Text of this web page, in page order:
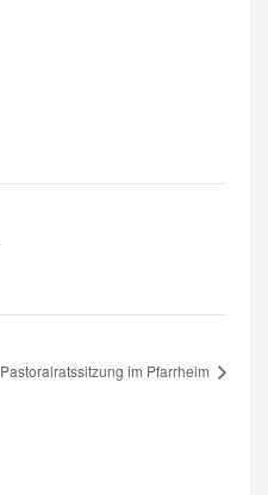
Pastoralratssitzung im Pfarrheim